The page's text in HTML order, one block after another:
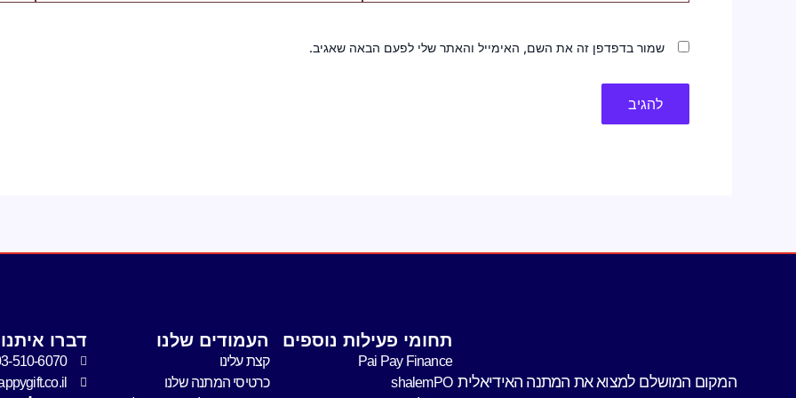
שמור בדפדפן זה את השם, האימייל והאתר שלי לפעם הבאה שאגיב.
המקום המושלם למצוא את המתנה האידיאלית
תחומי פעילות נוספים
Pai Pay Finance
shalemPO
העמודים שלנו
קצת עלינו
כרטיסי המתנה שלנו
דברו איתנו
510-6070